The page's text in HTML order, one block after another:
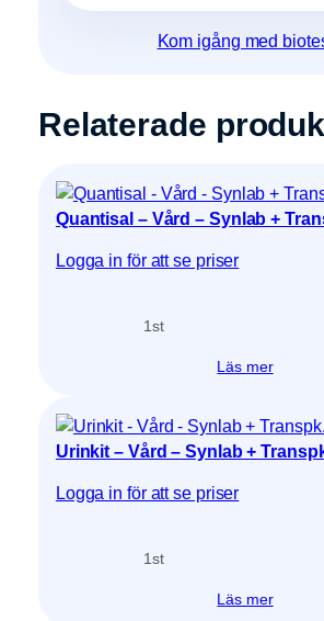
Kom igång med
Relaterade
Quantisal – Vård – Synlab +
Logga in för att se priser
1st
Läs mer
Urinkit – Vård – Synlab +
Logga in för att se priser
1st
Läs mer